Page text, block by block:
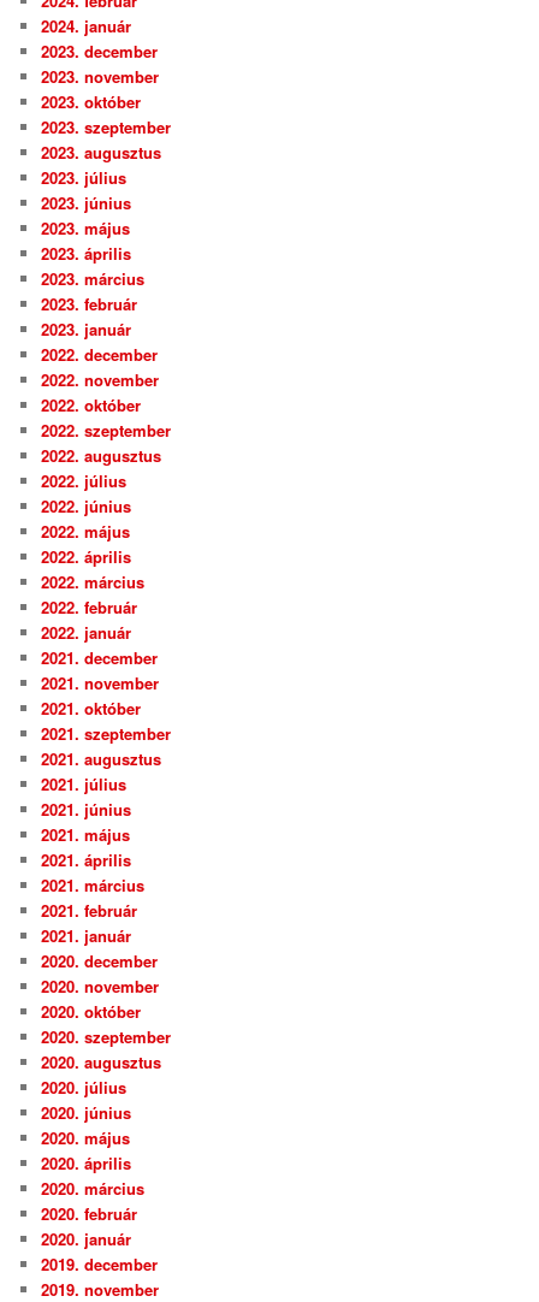
2024. január
2023. december
2023. november
2023. október
2023. szeptember
2023. augusztus
2023. július
2023. június
2023. május
2023. április
2023. március
2023. február
2023. január
2022. december
2022. november
2022. október
2022. szeptember
2022. augusztus
2022. július
2022. június
2022. május
2022. április
2022. március
2022. február
2022. január
2021. december
2021. november
2021. október
2021. szeptember
2021. augusztus
2021. július
2021. június
2021. május
2021. április
2021. március
2021. február
2021. január
2020. december
2020. november
2020. október
2020. szeptember
2020. augusztus
2020. július
2020. június
2020. május
2020. április
2020. március
2020. február
2020. január
2019. december
2019. november